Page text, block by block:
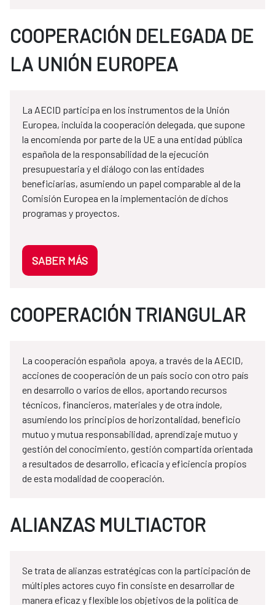
COOPERACIÓN DELEGADA DE
LA UNIÓN EUROPEA
La AECID participa en los instrumentos de la Unión
Europea, incluida la cooperación delegada, que supone
la encomienda por parte de la UE a una entidad pública
española de la responsabilidad de la ejecución
presupuestaria y el diálogo con las entidades
beneficiarias, asumiendo un papel comparable al de la
Comisión Europea en la implementación de dichos
programas y proyectos.
SABER MÁS
COOPERACIÓN TRIANGULAR
La cooperación española apoya, a través de la AECID,
acciones de cooperación de un país socio con otro país
en desarrollo o varios de ellos, aportando recursos
técnicos, financieros, materiales y de otra índole,
asumiendo los principios de horizontalidad, beneficio
mutuo y mutua responsabilidad, aprendizaje mutuo y
gestión del conocimiento, gestión compartida orientada
a resultados de desarrollo, eficacia y eficiencia propios
de esta modalidad de cooperación.
ALIANZAS MULTIACTOR
Se trata de alianzas estratégicas con la participación de
múltiples actores cuyo fin consiste en desarrollar de
manera eficaz y flexible los objetivos de la política de